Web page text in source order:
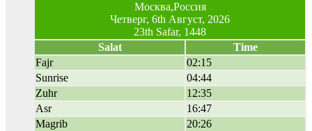
Москва,Россия
Четверг, 6th Август, 2026
23th Safar, 1448
Salat
Time
Fajr
02:15
Sunrise
04:44
Zuhr
12:35
Asr
16:47
Magrib
20:26